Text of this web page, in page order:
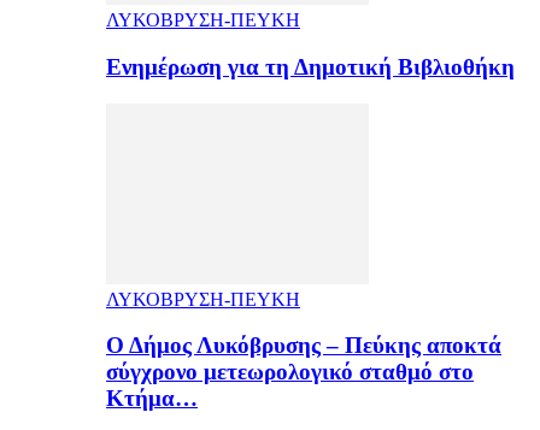
ΛΥΚΟΒΡΥΣΗ-ΠΕΥΚΗ
Ενημέρωση για τη Δημοτική Βιβλιοθήκη
ΛΥΚΟΒΡΥΣΗ-ΠΕΥΚΗ
Ο Δήμος Λυκόβρυσης – Πεύκης αποκτά
σύγχρονο μετεωρολογικό σταθμό στο
Κτήμα…